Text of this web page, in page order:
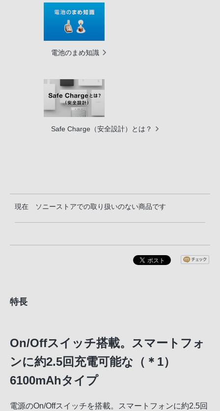
電池のまめ知識
Safe Charge（安全設計）とは？
現在 ソニーストアでの取り扱いのない商品です
特長
On/Offスイッチ搭載。スマートフォ
ンに約2.5回充電可能な（＊1）
6100mAhタイプ
電源のOn/Offスイッチを搭載。スマートフォンに約2.5回